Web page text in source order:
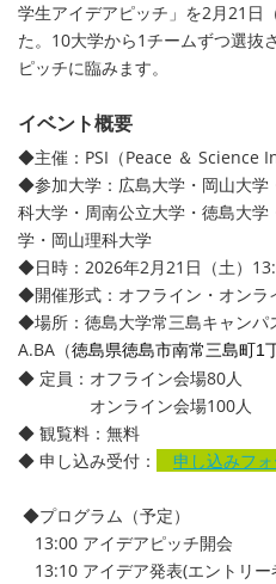
学生アイデアピッチ」を2月21日
た。10大学から1チームずつ選抜
ピッチに臨みます。
イベント概要
◆主催：PSI（Peace ＆ Science
◆参加大学：広島大学・岡山大学
科大学・周南公立大学・徳島大
学・岡山理科大学
◆日時：2026年2月21日（土）
◆開催形式：オフライン・オンラ
◆場所：徳島大学常三島キャンパ
A.BA（徳島県徳島市南常三島町1
◆ 定員：オフライン会場80人
オンライン会場100人
◆ 観覧料：無料
◆ 申し込み受付：
申し込みフ
◆プログラム（予定）
13:00 アイデアピッチ開会
13:10 アイデア発表(エントリー